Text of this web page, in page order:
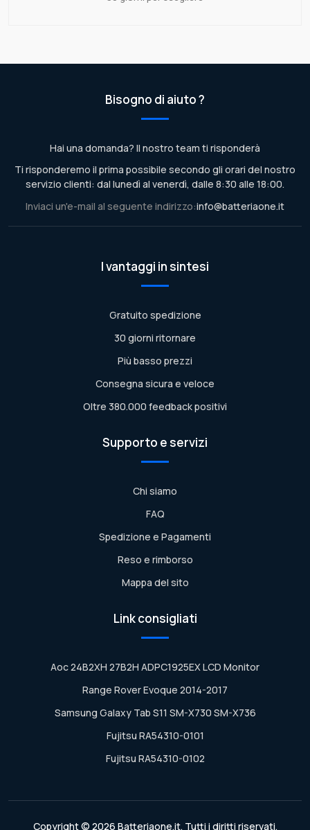
Bisogno di aiuto ?
Hai una domanda? Il nostro team ti risponderà
Ti risponderemo il prima possibile secondo gli orari del nostro
servizio clienti: dal lunedì al venerdì, dalle 8:30 alle 18:00.
Inviaci un'e-mail al seguente indirizzo:info@batteriaone.it
I vantaggi in sintesi
Gratuito spedizione
30 giorni ritornare
Più basso prezzi
Consegna sicura e veloce
Oltre 380.000 feedback positivi
Supporto e servizi
Chi siamo
FAQ
Spedizione e Pagamenti
Reso e rimborso
Mappa del sito
Link consigliati
Aoc 24B2XH 27B2H ADPC1925EX LCD Monitor
Range Rover Evoque 2014-2017
Samsung Galaxy Tab S11 SM-X730 SM-X736
Fujitsu RA54310-0101
Fujitsu RA54310-0102
Copyright © 2026 Batteriaone.it. Tutti i diritti riservati.